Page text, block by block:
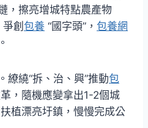
，擦亮增城特點農產物
創 包養 “國字頭”， 包養網
繚繞“拆、治、興”推動包
，隨機應變拿出1-2個城
植漂亮圩鎮，慢慢完成公